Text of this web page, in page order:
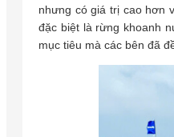
nhưng có giá trị cao hơn
đặc biệt là rừng khoanh
mục tiêu mà các bên đã